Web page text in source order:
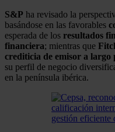
S&P ha revisado la
basándose en las favorables
esperada de los resultados
financiera; mientras que
crediticia de emisor a largo
su perfil de negocio
en la península ibérica.